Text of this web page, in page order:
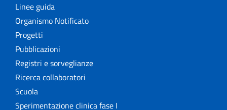
Linee guida
Organismo Notificato
Progetti
Pubblicazioni
Registri e sorveglianze
Ricerca collaboratori
Scuola
Sperimentazione clinica fase I